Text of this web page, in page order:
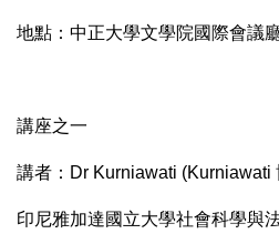
地點：中正大學文學院國際會議
講座之一
講者：Dr Kurniawati (Kurniawati
印尼雅加達國立大學社會科學與